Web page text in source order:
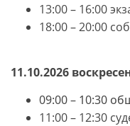
13:00 – 16:00
18:00 – 20:00
11.10.2026
09:00 – 10:30
11:00 – 12:30